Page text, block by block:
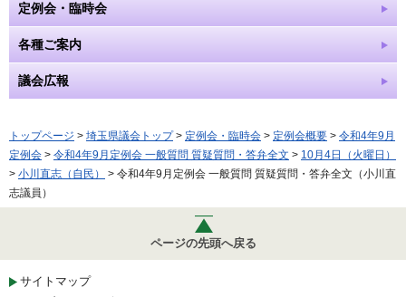
定例会・臨時会
各種ご案内
議会広報
トップページ > 埼玉県議会トップ> 定例会・臨時会 > 定例会概要 > 令和4年9月
定例会 > 令和4年9月定例会 一般質問 質疑質問・答弁全文 > 10月4日（火曜日）
> 小川直志（自民）
> 令和4年9月定例会 一般質問 質疑質問・答弁全文（小川直
志議員）
ページの先頭へ戻る
サイトマップ